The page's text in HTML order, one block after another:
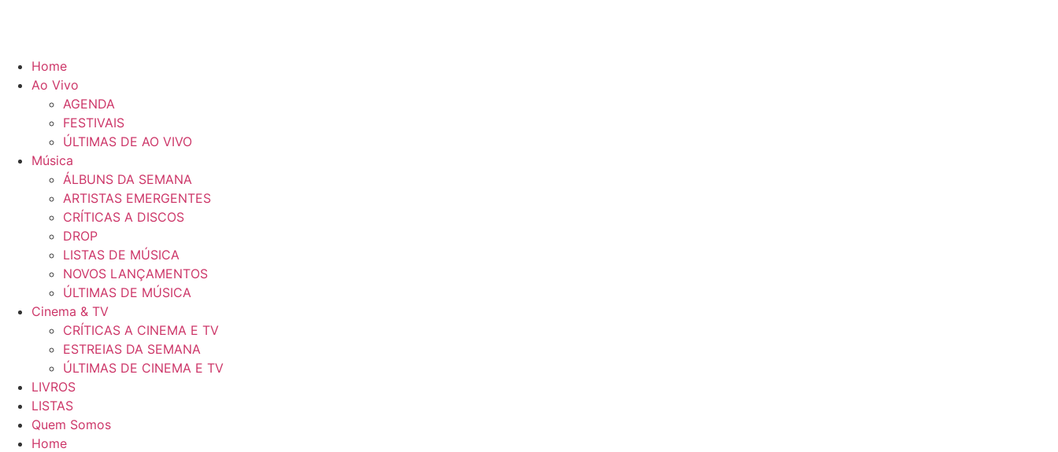
Home
Ao Vivo
AGENDA
FESTIVAIS
ÚLTIMAS DE AO VIVO
Música
ÁLBUNS DA SEMANA
ARTISTAS EMERGENTES
CRÍTICAS A DISCOS
DROP
LISTAS DE MÚSICA
NOVOS LANÇAMENTOS
ÚLTIMAS DE MÚSICA
Cinema & TV
CRÍTICAS A CINEMA E TV
ESTREIAS DA SEMANA
ÚLTIMAS DE CINEMA E TV
LIVROS
LISTAS
Quem Somos
Home